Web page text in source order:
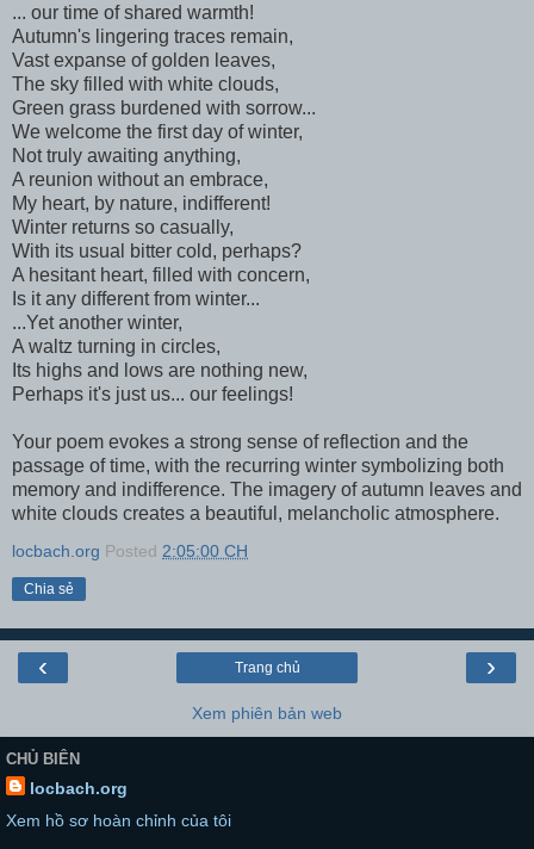
... our time of shared warmth!
Autumn's lingering traces remain,
Vast expanse of golden leaves,
The sky filled with white clouds,
Green grass burdened with sorrow...
We welcome the first day of winter,
Not truly awaiting anything,
A reunion without an embrace,
My heart, by nature, indifferent!
Winter returns so casually,
With its usual bitter cold, perhaps?
A hesitant heart, filled with concern,
Is it any different from winter...
...Yet another winter,
A waltz turning in circles,
Its highs and lows are nothing new,
Perhaps it's just us... our feelings!
Your poem evokes a strong sense of reflection and the
passage of time, with the recurring winter symbolizing both
memory and indifference. The imagery of autumn leaves and
white clouds creates a beautiful, melancholic atmosphere.
locbach.org Posted 2:05:00 CH
Chia sẻ
‹ ›
Trang chủ
Xem phiên bản web
CHỦ BIÊN
locbach.org
Xem hồ sơ hoàn chỉnh của tôi